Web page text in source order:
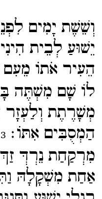
וְשֵׁשֶׁת יָמִים
יֵשׁוּעַ לְבֵית
הֵעִיר אֹתוֹ
לוֹ שָׁם מִשְׁתֶּה
מְשָׁרֶתֶת וְלַעְזָר
הַמְסֻבִּים אִתּוֹ׃3
מִרְקַחַת נֵרְדְּ
אַחַת מִשְׁקָלָהּ